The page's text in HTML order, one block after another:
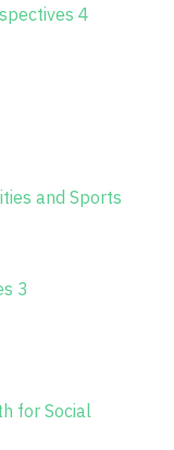
4
and Sports
3
for Social